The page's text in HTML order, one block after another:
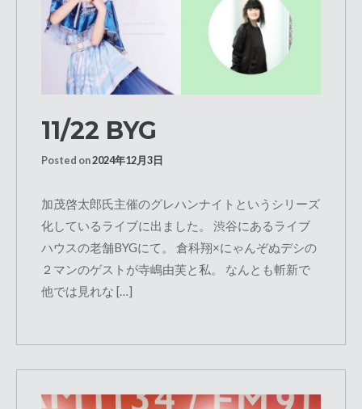
11/22 BYG
Posted on2024年12月3日
加茂啓太郎氏主催のグレハンナイトというシリーズ
化しているライブに出ました。 渋谷にあるライブ
ハウスの老舗BYGにて。 倉科翔×にゃんぞぬデシの
２マンのゲストが寺嶋由芙と私。 なんとも斬新で
他では見れな […]